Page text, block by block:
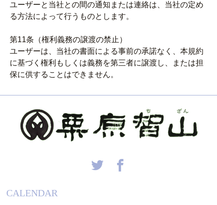
ユーザーと当社との間の通知または連絡は、当社の定め
る方法によって行うものとします。
第11条（権利義務の譲渡の禁止）
ユーザーは、当社の書面による事前の承諾なく、本規約
に基づく権利もしくは義務を第三者に譲渡し、または担
保に供することはできません。
CALENDAR